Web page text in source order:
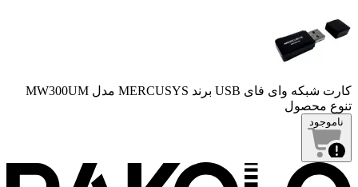
کارت شبکه وای فای USB برند MERCUSYS مدل MW300UM
تنوع محصول
ناموجود